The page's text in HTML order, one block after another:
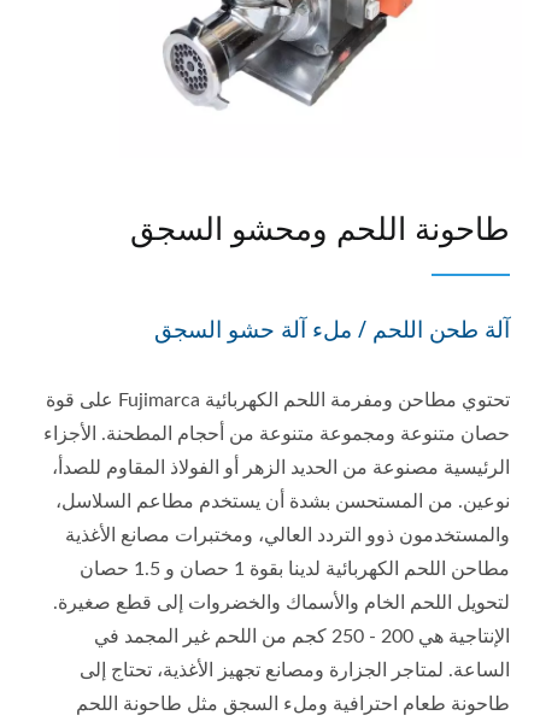
طاحونة اللحم ومحشو السجق
آلة طحن اللحم / ملء آلة حشو السجق
تحتوي مطاحن ومفرمة اللحم الكهربائية Fujimarca على قوة
حصان متنوعة ومجموعة متنوعة من أحجام المطحنة. الأجزاء
الرئيسية مصنوعة من الحديد الزهر أو الفولاذ المقاوم للصدأ،
نوعين. من المستحسن بشدة أن يستخدم مطاعم السلاسل،
والمستخدمون ذوو التردد العالي، ومختبرات مصانع الأغذية
مطاحن اللحم الكهربائية لدينا بقوة 1 حصان و 1.5 حصان
لتحويل اللحم الخام والأسماك والخضروات إلى قطع صغيرة.
الإنتاجية هي 200 - 250 كجم من اللحم غير المجمد في
الساعة. لمتاجر الجزارة ومصانع تجهيز الأغذية، تحتاج إلى
طاحونة طعام احترافية وملء السجق مثل طاحونة اللحم